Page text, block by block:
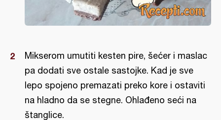
Mikserom umutiti kesten pire, šećer i maslac
pa dodati sve ostale sastojke. Kad je sve
lepo spojeno premazati preko kore i ostaviti
na hladno da se stegne. Ohlađeno seći na
štanglice.